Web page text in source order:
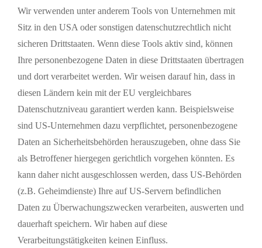
Wir verwenden unter anderem Tools von Unternehmen mit
Sitz in den USA oder sonstigen datenschutzrechtlich nicht
sicheren Drittstaaten. Wenn diese Tools aktiv sind, können
Ihre personenbezogene Daten in diese Drittstaaten übertragen
und dort verarbeitet werden. Wir weisen darauf hin, dass in
diesen Ländern kein mit der EU vergleichbares
Datenschutzniveau garantiert werden kann. Beispielsweise
sind US-Unternehmen dazu verpflichtet, personenbezogene
Daten an Sicherheitsbehörden herauszugeben, ohne dass Sie
als Betroffener hiergegen gerichtlich vorgehen könnten. Es
kann daher nicht ausgeschlossen werden, dass US-Behörden
(z.B. Geheimdienste) Ihre auf US-Servern befindlichen
Daten zu Überwachungszwecken verarbeiten, auswerten und
dauerhaft speichern. Wir haben auf diese
Verarbeitungstätigkeiten keinen Einfluss.